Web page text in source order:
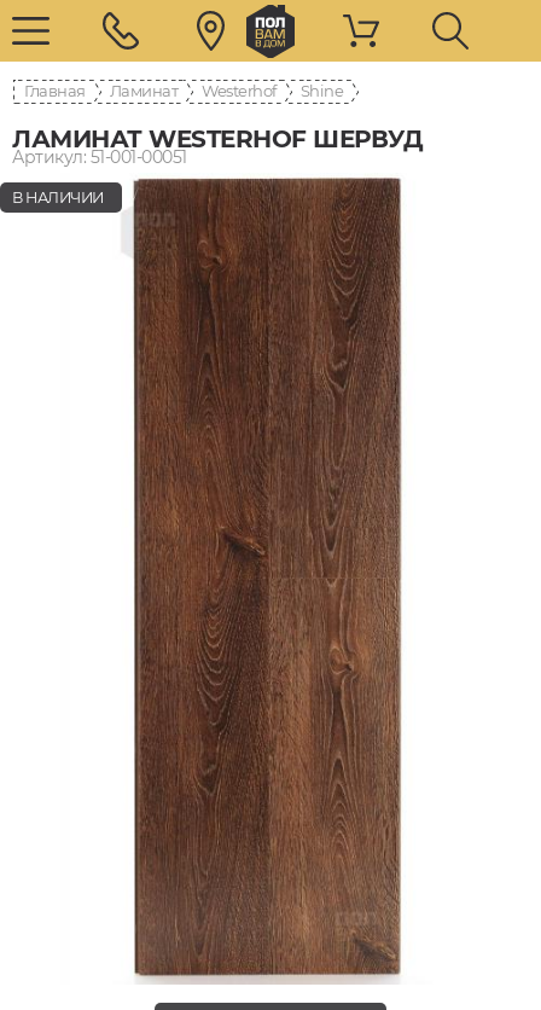
Главная Ламинат Westerhof Shine
ЛАМИНАТ WESTERHOF ШЕРВУД
Артикул: 51-001-00051
В НАЛИЧИИ